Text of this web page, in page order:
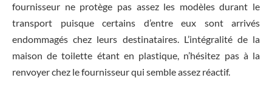
fournisseur ne protège pas assez les modèles durant le
transport puisque certains d’entre eux sont arrivés
endommagés chez leurs destinataires. L’intégralité de la
maison de toilette étant en plastique, n’hésitez pas à la
renvoyer chez le fournisseur qui semble assez réactif.